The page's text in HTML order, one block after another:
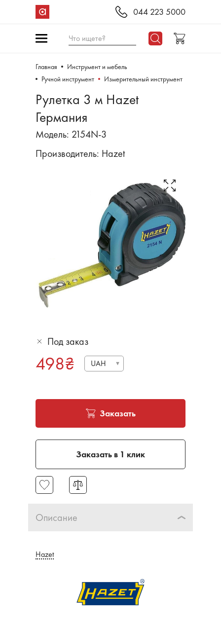
044 223 5000
Что ищете?
Главная
Инструмент и мебель
Ручной инструмент
Измерительный инструмент
Рулетка 3 м Hazet
Германия
Модель: 2154N-3
Производитель: Hazet
Под заказ
498₴ UAH
Заказать
Заказать в 1 клик
Описание
Hazet